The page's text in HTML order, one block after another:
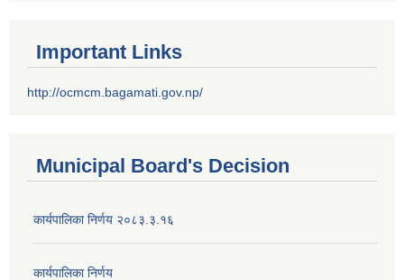
Important Links
http://ocmcm.bagamati.gov.np/
Municipal Board's Decision
कार्यपालिका निर्णय २०८३.३.१६
कार्यपालिका निर्णय